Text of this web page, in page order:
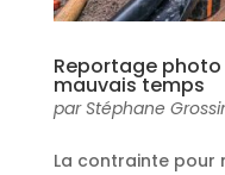
Reportage photo
mauvais temps
parStéphane
La contrainte pour